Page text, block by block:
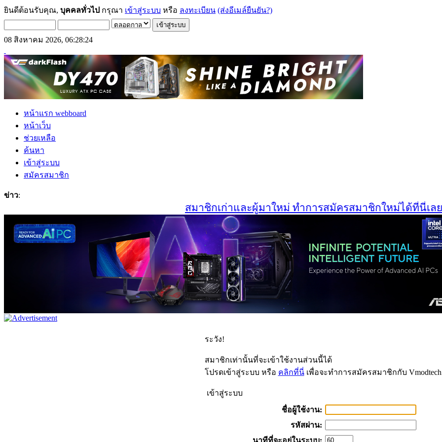
ยินดีต้อนรับคุณ, บุคคลทั่วไป กรุณา เข้าสู่ระบบ หรือ ลงทะเบียน (ส่งอีเมล์ยืนยัน?)
08 สิงหาคม 2026, 06:28:24
หน้าแรก webboard
หน้าเว็บ
ช่วยเหลือ
ค้นหา
เข้าสู่ระบบ
สมัครสมาชิก
ข่าว:
สมาชิกเก่าและผู้มาใหม่ ทำการสมัครสมาชิกใหม่ได้ที่นี่เลยค
ระวัง!
สมาชิกเท่านั้นที่จะเข้าใช้งานส่วนนี้ได้
โปรดเข้าสู่ระบบ หรือ คลิกที่นี่เพื่อจะทำการสมัครสมาชิกกับ
เข้าสู่ระบบ
ชื่อผู้ใช้งาน:
รหัสผ่าน:
นาทีที่จะอยู่ในระบบ: